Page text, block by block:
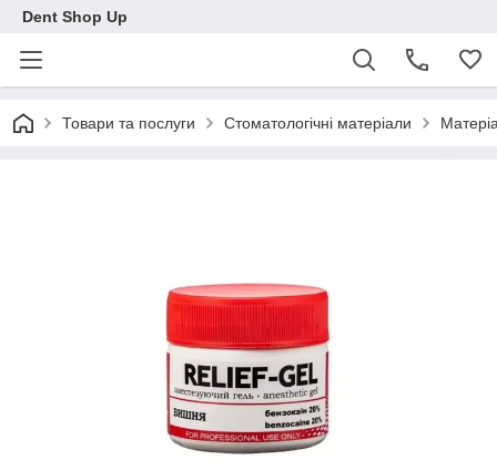
Dent Shop Up
Товари та послуги Стоматологічні матеріали